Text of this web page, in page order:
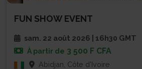
FUN SHOW EVENT
sam. 22 août 2026 | 16h30 GMT
À partir de 3 500 F CFA
Abidjan, Côte d'Ivoire